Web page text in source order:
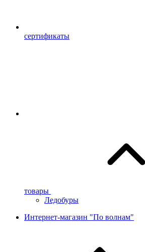
сертификаты
товары
Ледобуры
Интернет-магазин "По волнам"